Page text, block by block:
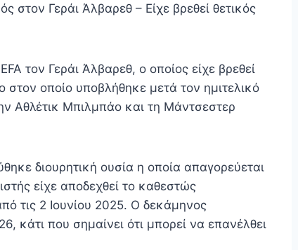
Γεράι Άλβαρεθ – Είχε βρεθεί θετικός
τον Γεράι Άλβαρεθ, ο οποίος είχε βρεθεί
οποίο υποβλήθηκε μετά τον ημιτελικό
Αθλέτικ Μπιλμπάο και τη Μάντσεστερ
διουρητική ουσία η οποία απαγορεύεται
είχε αποδεχθεί το καθεστώς
τις 2 Ιουνίου 2025. Ο δεκάμηνος
κάτι που σημαίνει ότι μπορεί να επανέλθει